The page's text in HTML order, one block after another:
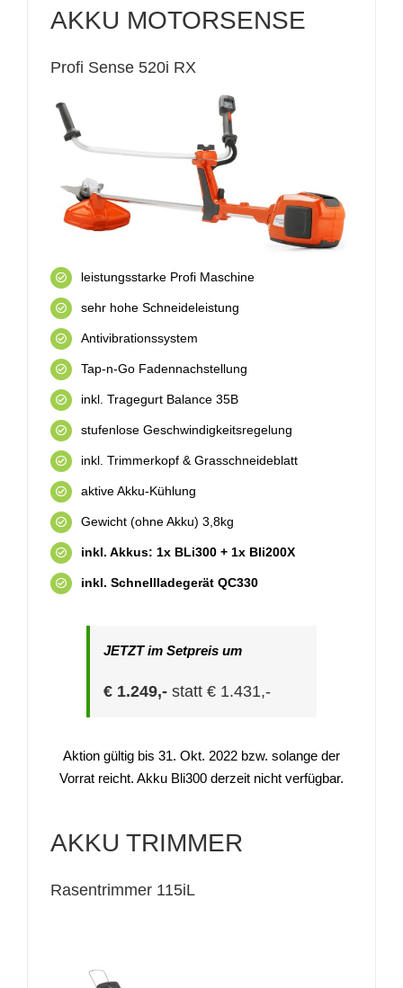
AKKU MOTORSENSE
Profi Sense 520i RX
leistungsstarke Profi Maschine
sehr hohe Schneideleistung
Antivibrationssystem
Tap-n-Go Fadennachstellung
inkl. Tragegurt Balance 35B
stufenlose Geschwindigkeitsregelung
inkl. Trimmerkopf & Grasschneideblatt
aktive Akku-Kühlung
Gewicht (ohne Akku) 3,8kg
inkl. Akkus: 1x BLi300 + 1x Bli200X
inkl. Schnellladegerät QC330
JETZT im Setpreis um
€ 1.249,- statt € 1.431,-
Aktion gültig bis 31. Okt. 2022 bzw. solange der
Vorrat reicht. Akku Bli300 derzeit nicht verfügbar.
AKKU TRIMMER
Rasentrimmer 115iL